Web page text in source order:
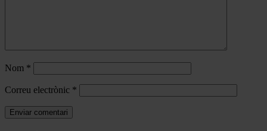
Nom *
Correu electrònic *